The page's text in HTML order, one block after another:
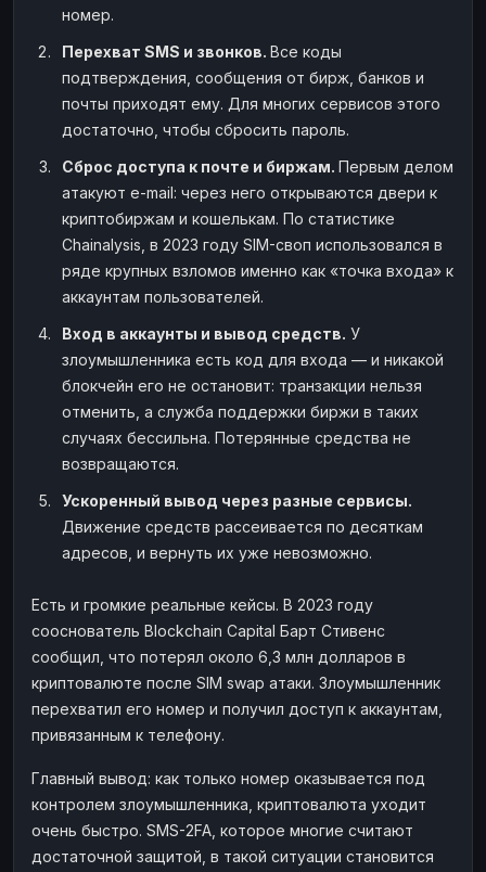
номер.
Перехват SMS и звонков. Все коды
подтверждения, сообщения от бирж, банков и
почты приходят ему. Для многих сервисов этого
достаточно, чтобы сбросить пароль.
Сброс доступа к почте и биржам. Первым делом
атакуют e-mail: через него открываются двери к
криптобиржам и кошелькам. По статистике
Chainalysis, в 2023 году SIM-своп использовался в
ряде крупных взломов именно как «точка входа» к
аккаунтам пользователей.
Вход в аккаунты и вывод средств. У
злоумышленника есть код для входа — и никакой
блокчейн его не остановит: транзакции нельзя
отменить, а служба поддержки биржи в таких
случаях бессильна. Потерянные средства не
возвращаются.
Ускоренный вывод через разные сервисы.
Движение средств рассеивается по десяткам
адресов, и вернуть их уже невозможно.
Есть и громкие реальные кейсы. В 2023 году
сооснователь Blockchain Capital Барт Стивенс
сообщил, что потерял около 6,3 млн долларов в
криптовалюте после SIM swap атаки. Злоумышленник
перехватил его номер и получил доступ к аккаунтам,
привязанным к телефону.
Главный вывод: как только номер оказывается под
контролем злоумышленника, криптовалюта уходит
очень быстро. SMS-2FA, которое многие считают
достаточной защитой, в такой ситуации становится